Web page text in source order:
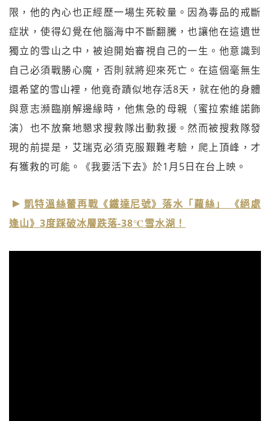
限，他的內心也正經歷一場生死較量。因為毒品的戒斷
症狀，使得幻覺在他腦海中不斷翻騰，也讓他在這遺世
獨立的雪山之中，被迫開始審視自己的一生。他意識到
自己必須戰勝心魔，否則就將迎來死亡。在這個毫無生
還希望的雪山裡，他竟奇蹟似地存活8天，就在他的身體
與意志瀕臨崩解邊緣時，他焦急的母親（蜜拉索維諾飾
演）也不放棄地懇求搜救隊出動救援。然而被搜救隊發
現的前提是，艾瑞克必須克服艱難考驗，爬上頂峰，才
有獲救的可能。《我要活下去》於1月5日在台上映。
凱特溫絲蕾再戰《鐵達尼號》落水「蘿絲」 《絕處
逢山》3度踩破冰層跌落-38℃雪水湖！